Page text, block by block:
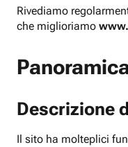
Rivediamo
che miglioriamo
Descrizione
Il sito ha molteplici